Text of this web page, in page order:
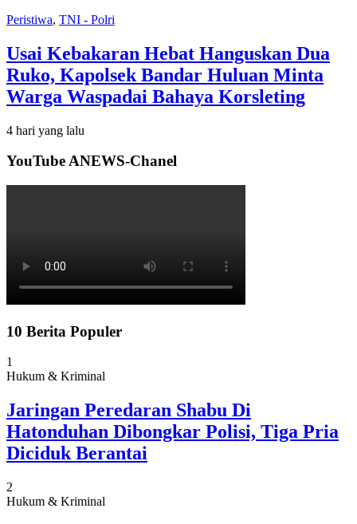
Peristiwa, TNI - Polri
Usai Kebakaran Hebat Hanguskan Dua
Ruko, Kapolsek Bandar Huluan Minta
Warga Waspadai Bahaya Korsleting
4 hari yang lalu
YouTube ANEWS-Chanel
10 Berita Populer
1
Hukum & Kriminal
Jaringan Peredaran Shabu Di
Hatonduhan Dibongkar Polisi, Tiga Pria
Diciduk Berantai
2
Hukum & Kriminal